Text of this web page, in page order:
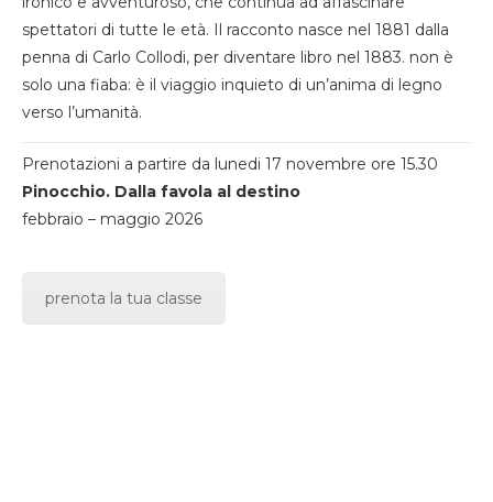
spettatori di tutte le età. Il racconto nasce nel 1881 dalla
penna di Carlo Collodi, per diventare libro nel 1883. non è
solo una fiaba: è il viaggio inquieto di un’anima di legno
verso l’umanità.
Prenotazioni a partire da lunedi 17 novembre ore 15.30
Pinocchio. Dalla favola al destino
febbraio – maggio 2026
prenota la tua classe